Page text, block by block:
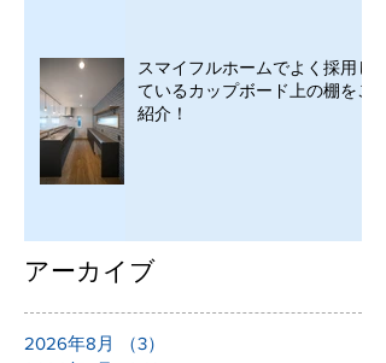
スマイフルホームでよく採用し
ているカップボード上の棚をご
紹介！
アーカイブ
2026年8月 （3）